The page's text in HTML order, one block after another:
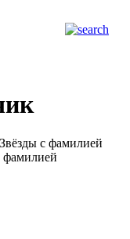
с фамилией
фамилией